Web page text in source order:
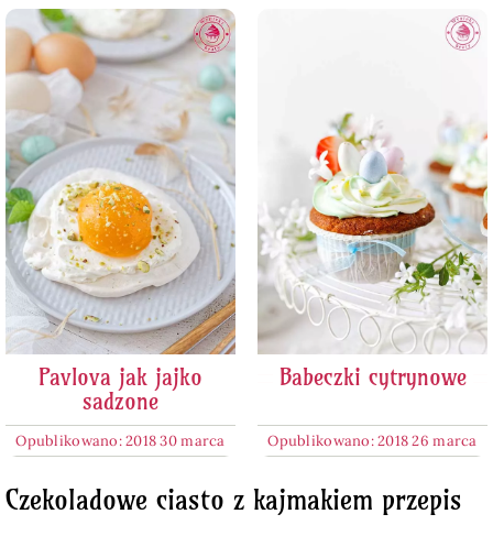
Pavlova jak jajko
sadzone
Opublikowano: 2018 30 marca
Babeczki cytrynowe
Opublikowano: 2018 26 marca
Czekoladowe ciasto z kajmakiem przepis